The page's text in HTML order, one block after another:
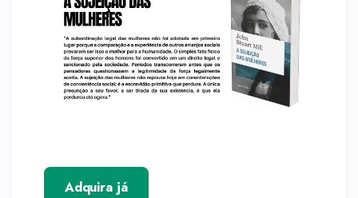
Adquira já